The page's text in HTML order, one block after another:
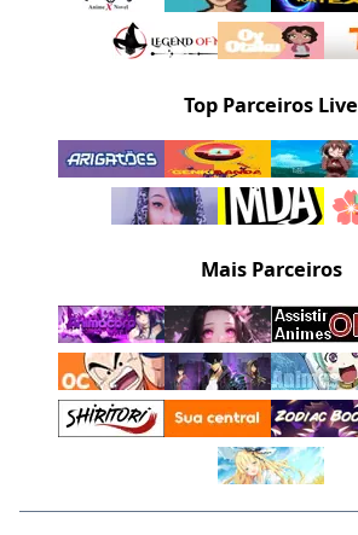
Top Parceiros Live
Mais Parceiros